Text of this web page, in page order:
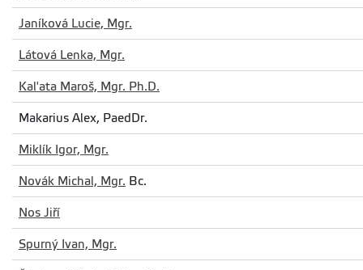
Janíková Lucie, Mgr.
Látová Lenka, Mgr.
Kal'ata Maroš, Mgr. Ph.D.
Makarius Alex, PaedDr.
Miklík Igor, Mgr.
Novák Michal, Mgr. Bc.
Nos Jiří
Spurný Ivan, Mgr.